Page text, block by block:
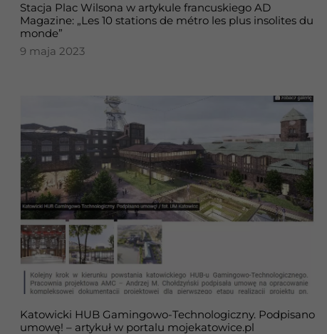
Stacja Plac Wilsona w artykule francuskiego AD
Magazine: „Les 10 stations de métro les plus insolites du
monde”
9 maja 2023
Katowicki HUB Gamingowo-Technologiczny. Podpisano
umowę! – artykuł w portalu mojekatowice.pl